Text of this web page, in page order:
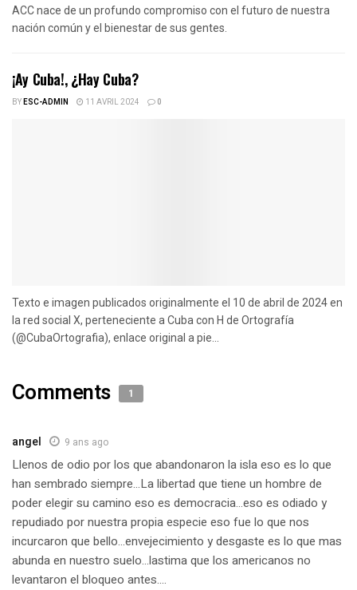
ACC nace de un profundo compromiso con el futuro de nuestra
nación común y el bienestar de sus gentes.
¡Ay Cuba!, ¿Hay Cuba?
BYESC-ADMIN 11 AVRIL 2024 0
Texto e imagen publicados originalmente el 10 de abril de 2024 en
la red social X, perteneciente a Cuba con H de Ortografía
(@CubaOrtografia), enlace original a pie...
Comments 1
angel 9 ans ago
Llenos de odio por los que abandonaron la isla eso es lo que
han sembrado siempre…La libertad que tiene un hombre de
poder elegir su camino eso es democracia…eso es odiado y
repudiado por nuestra propia especie eso fue lo que nos
incurcaron que bello…envejecimiento y desgaste es lo que mas
abunda en nuestro suelo…lastima que los americanos no
levantaron el bloqueo antes….